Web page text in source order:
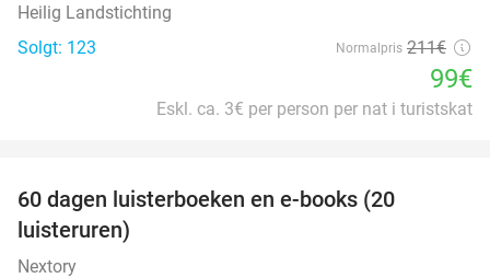
Heilig Landstichting
Solgt: 123
Normalpris 211€
99€
Eskl. ca. 3€ per person per nat i turistskat
60 dagen luisterboeken en e-books (20
luisteruren)
Nextory